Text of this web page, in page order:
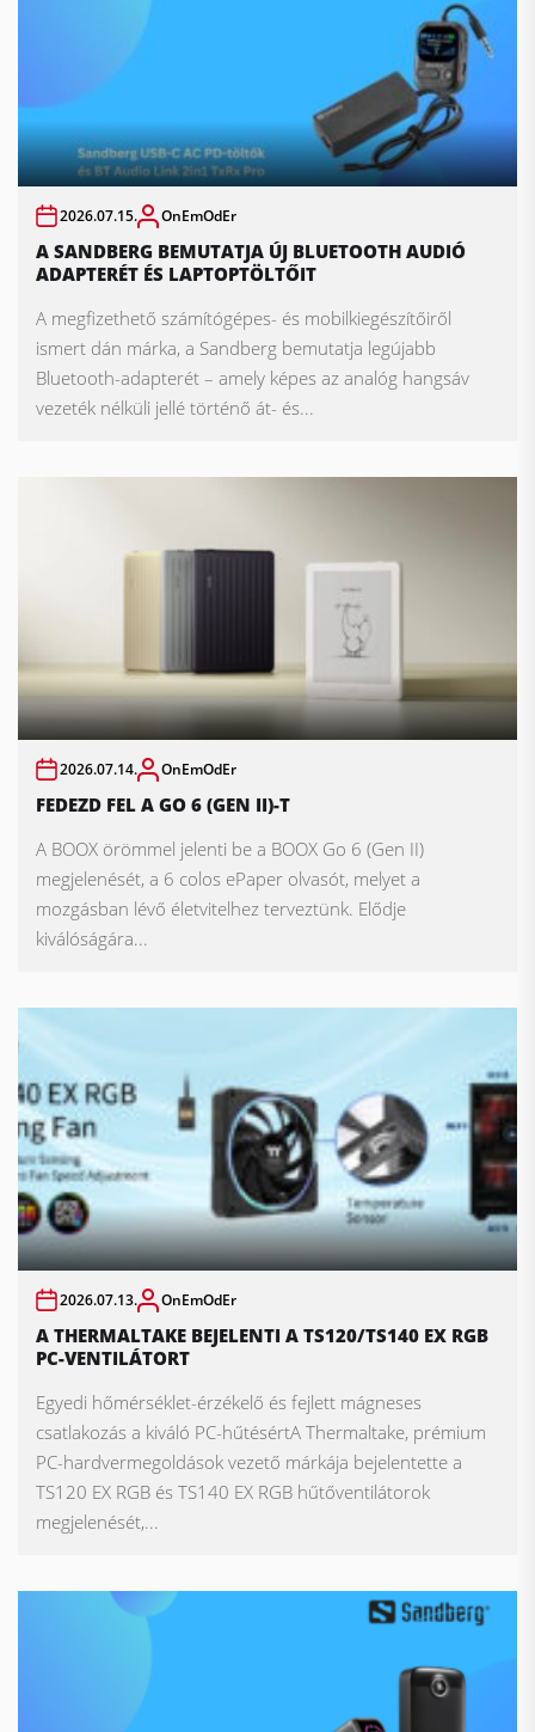
2026.07.15. OnEmOdEr
A SANDBERG BEMUTATJA ÚJ BLUETOOTH AUDIÓ
ADAPTERÉT ÉS LAPTOPTÖLTŐIT
A megfizethető számítógépes- és mobilkiegészítőiről
ismert dán márka, a Sandberg bemutatja legújabb
Bluetooth-adapterét – amely képes az analóg hangsáv
vezeték nélküli jellé történő át- és...
2026.07.14. OnEmOdEr
FEDEZD FEL A GO 6 (GEN II)-T
A BOOX örömmel jelenti be a BOOX Go 6 (Gen II)
megjelenését, a 6 colos ePaper olvasót, melyet a
mozgásban lévő életvitelhez terveztünk. Elődje
kiválóságára...
2026.07.13. OnEmOdEr
A THERMALTAKE BEJELENTI A TS120/TS140 EX RGB
PC-VENTILÁTORT
Egyedi hőmérséklet-érzékelő és fejlett mágneses
csatlakozás a kiváló PC-hűtésértA Thermaltake, prémium
PC-hardvermegoldások vezető márkája bejelentette a
TS120 EX RGB és TS140 EX RGB hűtőventilátorok
megjelenését,...